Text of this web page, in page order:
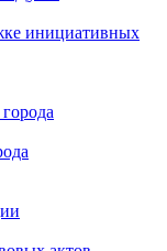
инициативных